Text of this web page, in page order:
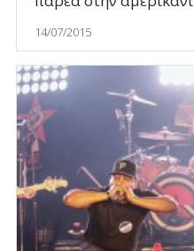
14/07/2015